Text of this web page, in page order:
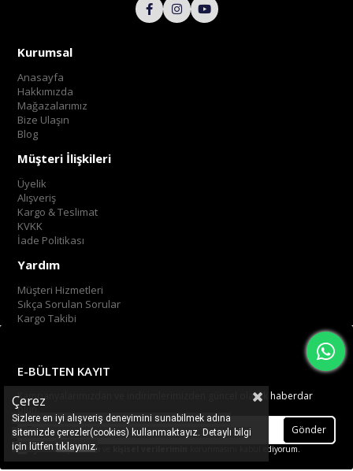
Kurumsal
Anasayfa
Hakkımızda
Mağazalarımız
Bize Ulaşın
Blog
Müşteri İlişkileri
Üyelik
Alışveriş
Kargo & Teslimat
KVKK
İade Politikası
Yardım
Müşteri Hizmetleri
Sıkça Sorulan Sorular
Kargo Takibi
E-BÜLTEN KAYIT
Kampanyalarımızdan ve indirimlerimizden güncel olarak haberdar
olun.
Gönder
Üyelik koşullarını korunmasını kabul ediyorum.
Çerez
Sizlere en iyi alışveriş deneyimini sunabilmek adına
sitemizde çerezler(cookies) kullanmaktayız. Detaylı bilgi
için lütfentıklayınız.